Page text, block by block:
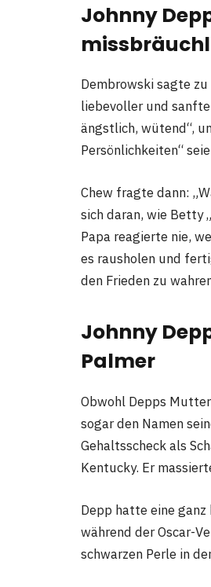
Johnny
Dembrowski sagte
liebevoller und
ängstlich, wütend“,
Persönlichkeiten“
Chew fragte dann:
sich daran, wie Betty
Papa reagierte nie,
es rausholen und
den Frieden zu
Johnny
Palmer
Obwohl Depps
sogar den Namen
Gehaltsscheck als
Kentucky. Er
Depp hatte eine
während der Oscar-
schwarzen Perle in